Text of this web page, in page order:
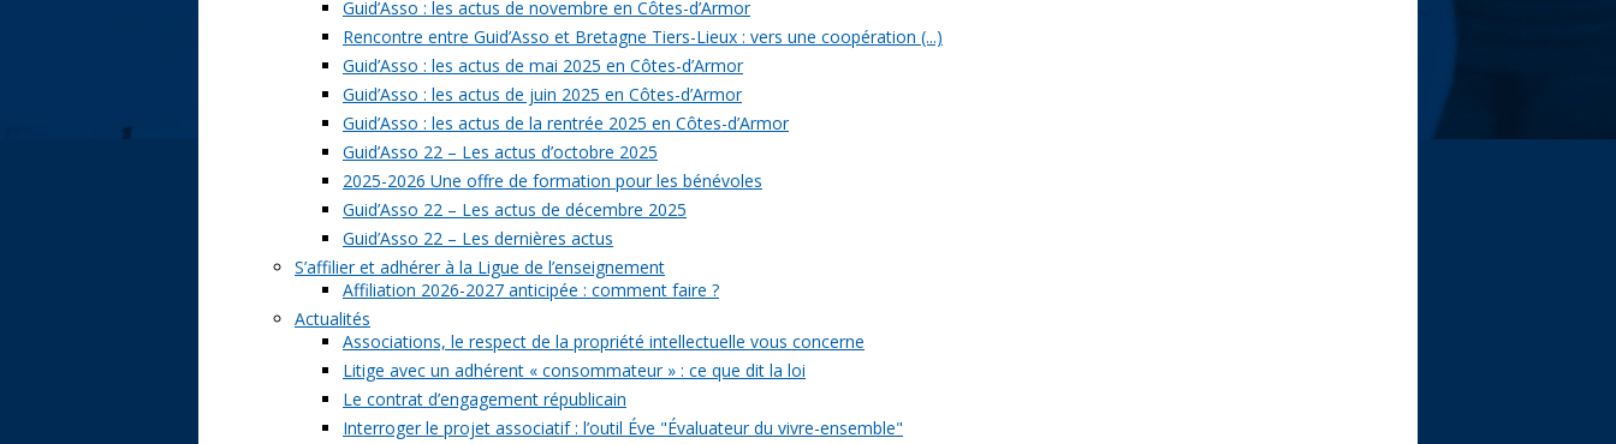
Guid’Asso : les actus de novembre en Côtes-d’Armor
Rencontre entre Guid’Asso et Bretagne Tiers-Lieux : vers une coopération (...)
Guid’Asso : les actus de mai 2025 en Côtes-d’Armor
Guid’Asso : les actus de juin 2025 en Côtes-d’Armor
Guid’Asso : les actus de la rentrée 2025 en Côtes-d’Armor
Guid’Asso 22 – Les actus d’octobre 2025
2025-2026 Une offre de formation pour les bénévoles
Guid’Asso 22 – Les actus de décembre 2025
Guid’Asso 22 – Les dernières actus
S’affilier et adhérer à la Ligue de l’enseignement
Affiliation 2026-2027 anticipée : comment faire ?
Actualités
Associations, le respect de la propriété intellectuelle vous concerne
Litige avec un adhérent « consommateur » : ce que dit la loi
Le contrat d’engagement républicain
Interroger le projet associatif : l’outil Éve "Évaluateur du vivre-ensemble"